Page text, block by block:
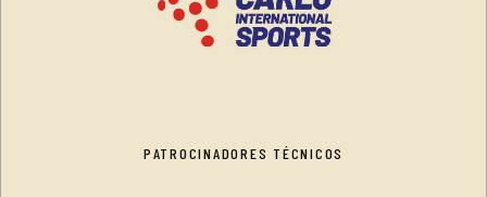
PATROCINADORES TÉCNICOS